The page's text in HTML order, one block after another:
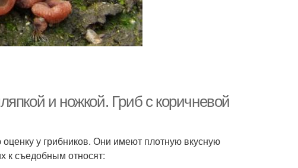
и ножкой. Гриб с коричневой
у грибников. Они имеют плотную вкусную
к съедобным относят: